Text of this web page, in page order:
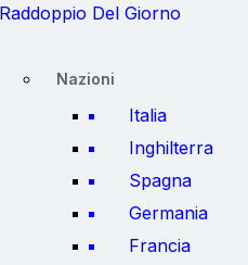
Raddoppio Del Giorno
Nazioni
Italia
Inghilterra
Spagna
Germania
Francia